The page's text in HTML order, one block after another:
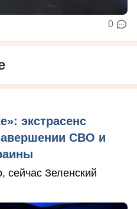
0
экстрасенс
СВО и
сейчас Зеленский